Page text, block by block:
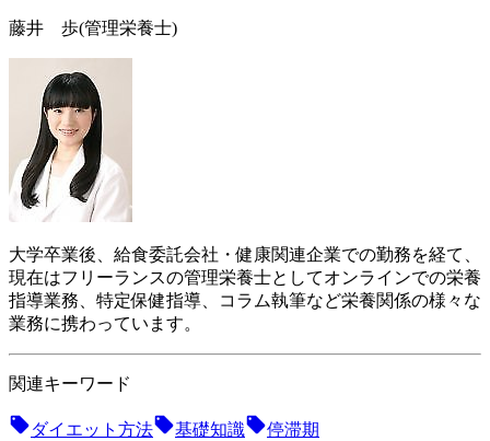
藤井 歩(管理栄養士)
大学卒業後、給食委託会社・健康関連企業での勤務を経て、
現在はフリーランスの管理栄養士としてオンラインでの栄養
指導業務、特定保健指導、コラム執筆など栄養関係の様々な
業務に携わっています。
関連キーワード
ダイエット方法 基礎知識 停滞期